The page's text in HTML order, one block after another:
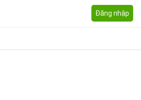
Đăng nhập